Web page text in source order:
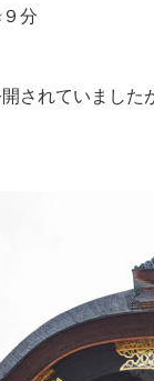
分
されていまし